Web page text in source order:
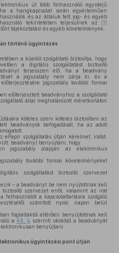
út több felhasználó egyidejű
a hangkapcsolat során egyértelműen
és az általuk tett jog- és egyéb
tekintetében teljesülnek az (1)
tájékoztatási és egyéb követelmények.
történő ügyintézés
a kijelölt szolgáltató biztosítja, hogy
a digitális szolgáltatást biztosító
terjesszen elő, ha a beadvány
a jogszabály nem zárja ki, és a
jogszabály további formai
előterjesztett beadványhoz a szolgáltató
által meghatározott méretkorláton
köteles szerv köteles biztosítani az
beadványok befogadását, ha az adott
szolgáltatás útján kérelmet, iratot,
beadvány) benyújtani, hogy
jogszabály alapján az elektronikus
további formai követelményeket
szolgáltatást biztosító szervezet
– a beadványt be nem nyújtottnak kell
szervezet erről, valamint az irat
felhasználót a kapcsolattartásra szolgáló
számított nyolc napon belül
foglaltaktól eltérően benyújtottnak kell
a 48. § szerinti okokból a beadványát
benyújtani.
ügyintézési pont útján